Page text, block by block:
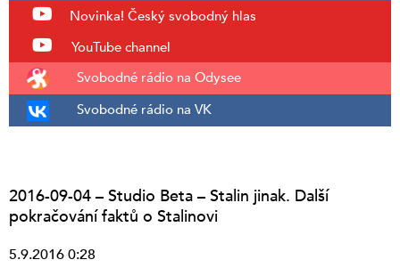
Novinka! Český svobodný hlas
YouTube channel
Svobodné rádio na Odysee
Svobodné rádio na VK
2016-09-04 – Studio Beta – Stalin jinak. Další
pokračování faktů o Stalinovi
5.9.2016 0:28